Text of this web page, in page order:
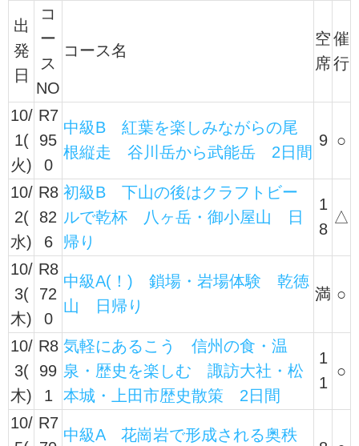
出
発
日
コ
ー
ス
NO
コース名
空
席
催
行
10/
1(
火)
R7
95
0
中級B 紅葉を楽しみながらの尾
根縦走 谷川岳から武能岳 2日間
9 ○
10/
2(
水)
R8
82
6
初級B 下山の後はクラフトビー
ルで乾杯 八ヶ岳・御小屋山 日
帰り
1
8
△
10/
3(
木)
R8
72
0
中級A(！) 鎖場・岩場体験 乾徳
山 日帰り
満 ○
10/
3(
木)
R8
99
1
気軽にあるこう 信州の食・温
泉・歴史を楽しむ 諏訪大社・松
本城・上田市歴史散策 2日間
1
1
○
10/ R7
中級A 花崗岩で形成される奥秩